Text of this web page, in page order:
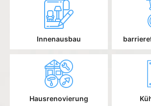
Innenausbau
Hausrenovierung